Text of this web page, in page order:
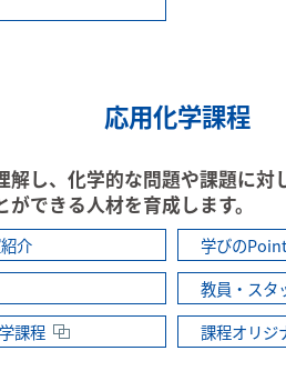
応用化学課程
解し、化学的な問題や課題に対
できる人材を育成します。
介
学びの
教員・スタ
課程
課程オリジ